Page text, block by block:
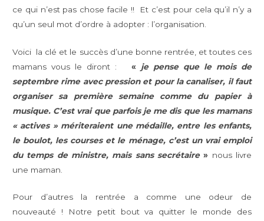
ce qui n’est pas chose facile !! Et c’est pour cela qu’il n’y a
qu’un seul mot d’ordre à adopter : l’organisation.
Voici la clé et le succès d’une bonne rentrée, et toutes ces
mamans vous le diront : «je pense que le mois de
septembre rime avec pression et pour la canaliser, il faut
organiser sa première semaine comme du papier à
musique. C’est vrai que parfois je me dis que les mamans
« actives » mériteraient une médaille, entre les enfants,
le boulot, les courses et le ménage, c’est un vrai emploi
du temps de ministre, mais sans secrétaire» nous livre
une maman.
Pour d’autres la rentrée a comme une odeur de
nouveauté ! Notre petit bout va quitter le monde des